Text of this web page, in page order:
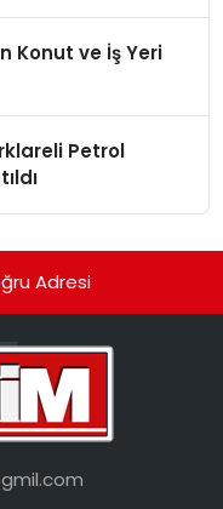
Konut ve İş Yeri
Petrol
Adresi